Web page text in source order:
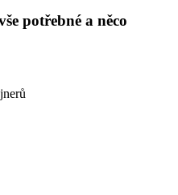
potřebné a něco